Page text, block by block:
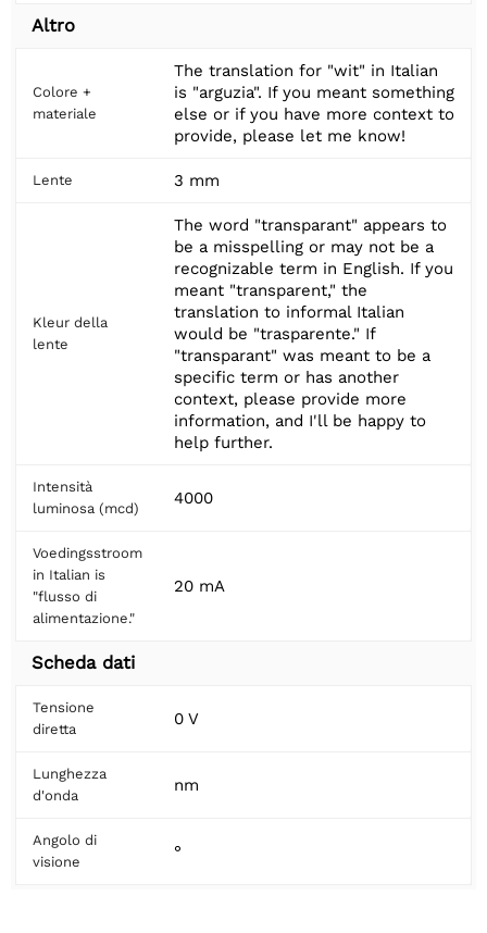
Altro
Colore +
materiale
The translation for "wit" in Italian
is "arguzia". If you meant something
else or if you have more context to
provide, please let me know!
Lente 3 mm
Kleur della
lente
The word "transparant" appears to
be a misspelling or may not be a
recognizable term in English. If you
meant "transparent," the
translation to informal Italian
would be "trasparente." If
"transparant" was meant to be a
specific term or has another
context, please provide more
information, and I'll be happy to
help further.
Intensità
luminosa (mcd)
4000
Voedingsstroom
in Italian is
"flusso di
alimentazione."
20 mA
Scheda dati
Tensione
diretta
0 V
Lunghezza
d'onda
nm
Angolo di
visione
°